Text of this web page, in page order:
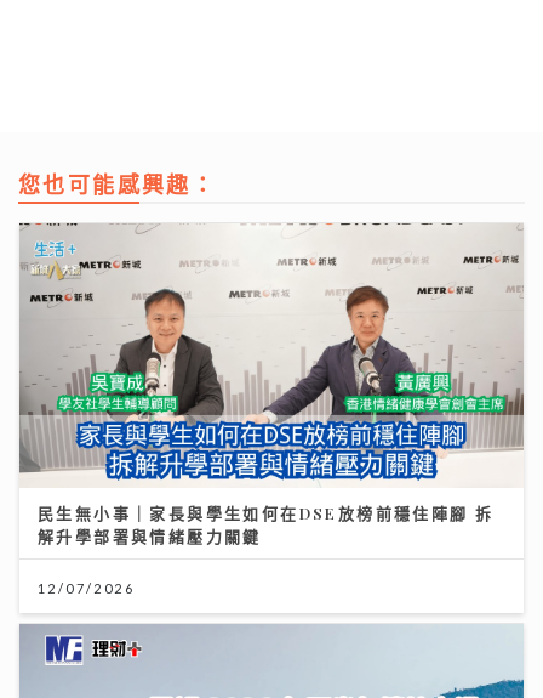
您也可能感興趣：
民生無小事｜家長與學生如何在DSE放榜前穩住陣腳 拆
解升學部署與情緒壓力關鍵
12/07/2026